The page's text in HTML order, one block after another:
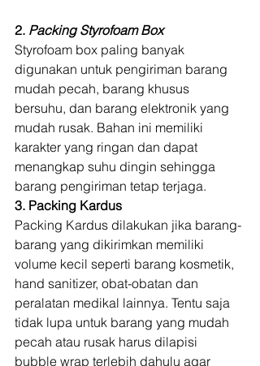
2. Packing Styrofoam Box
Styrofoam box paling banyak
digunakan untuk pengiriman barang
mudah pecah, barang khusus
bersuhu, dan barang elektronik yang
mudah rusak. Bahan ini memiliki
karakter yang ringan dan dapat
menangkap suhu dingin sehingga
barang pengiriman tetap terjaga.
3. Packing Kardus
Packing Kardus dilakukan jika barang-
barang yang dikirimkan memiliki
volume kecil seperti barang kosmetik,
hand sanitizer, obat-obatan dan
peralatan medikal lainnya. Tentu saja
tidak lupa untuk barang yang mudah
pecah atau rusak harus dilapisi
bubble wrap terlebih dahulu agar